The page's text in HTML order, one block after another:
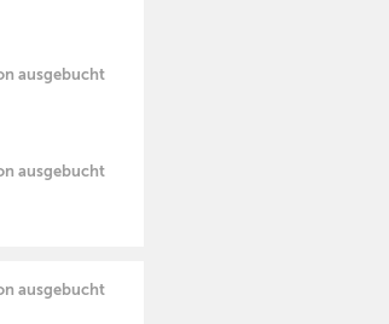
ausgebucht
ausgebucht
ausgebucht